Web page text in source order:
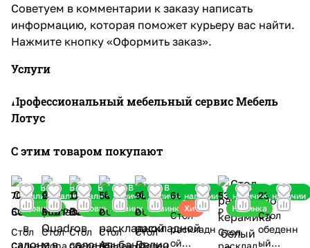
Советуем в комментарии к заказу написать
информацию, которая поможет курьеру вас найти.
Нажмите кнопку «Оформить заказ».
Услуги
Профессиональный мебельный сервис Мебель
Лотус
С этим товаром покупают
В
наличии
Новинка
70
600 ₽
Стол
Салье
В
наличии
97
800 ₽
Стол
Mona
В
наличии
Новинка
115
000 ₽
Стол
обеде
В
наличии
Новинка
54 600
₽
Стол
обеден
В
наличии
Новинка
96 000
₽
Стол
обеден
В
наличии
Хит
66 600 ₽
Стол
раскладн
ой
В
наличии
Новинка
53 900
₽
Стол
расклад
В
наличии
23 800 ₽
Стол
обеденн
ый